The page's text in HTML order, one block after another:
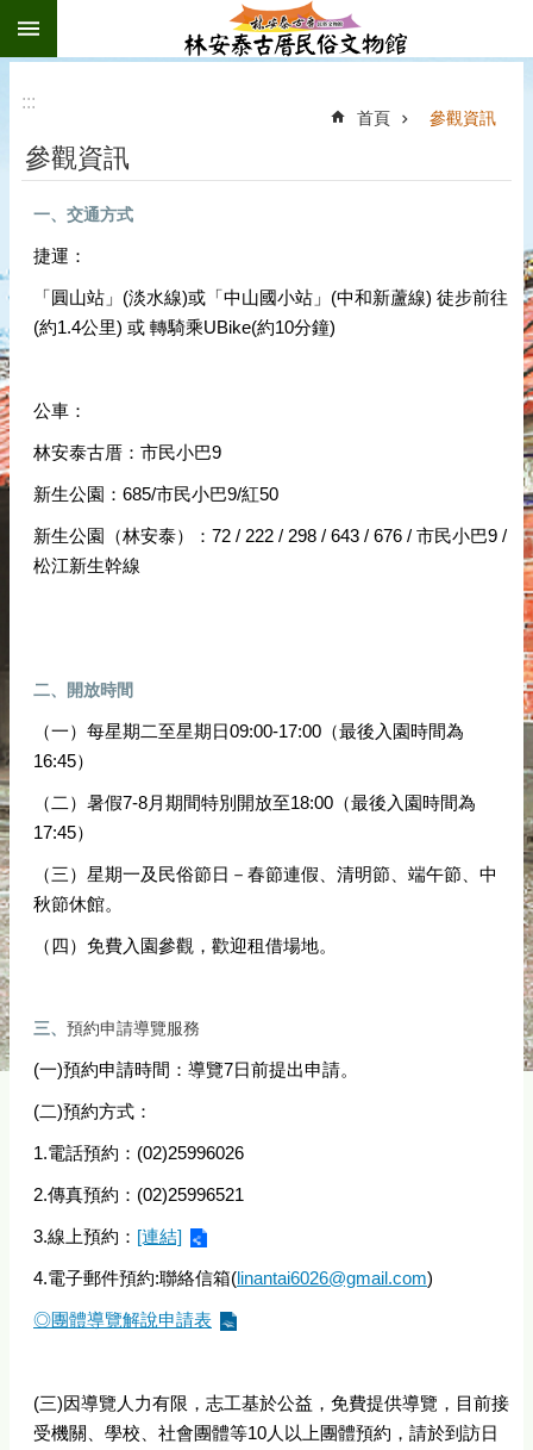
跳到主要內容區塊
:::
首頁 參觀資訊
參觀資訊
一、交通方式
捷運：
「圓山站」(淡水線)或「中山國小站」(中和新蘆線) 徒步前往
(約1.4公里) 或 轉騎乘UBike(約10分鐘)
公車：
林安泰古厝：市民小巴9
新生公園：685/市民小巴9/紅50
新生公園（林安泰）：72 / 222 / 298 / 643 / 676 / 市民小巴9 /
松江新生幹線
二、開放時間
（一）每星期二至星期日09:00-17:00（最後入園時間為
16:45）
（二）暑假7-8月期間特別開放至18:00（最後入園時間為
17:45）
（三）星期一及民俗節日－春節連假、清明節、端午節、中
秋節休館。
（四）免費入園參觀，歡迎租借場地。
三、 預約申請導覽服務
(一)預約申請時間：導覽7日前提出申請。
(二)預約方式：
1.電話預約：(02)25996026
2.傳真預約：(02)25996521
3.線上預約： [連結]
4.電子郵件預約:聯絡信箱(linantai6026@gmail.com)
◎團體導覽解說申請表
(三)因導覽人力有限，志工基於公益，免費提供導覽，目前接
受機關、學校、社會團體等10人以上團體預約，請於到訪日